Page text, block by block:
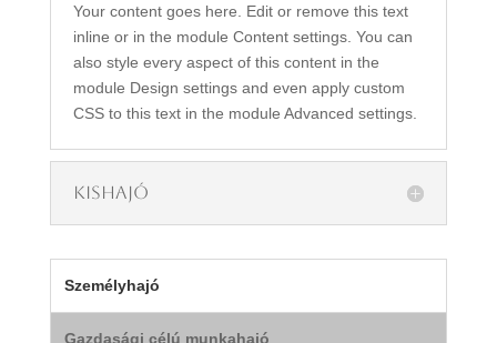
Your content goes here. Edit or remove this text
inline or in the module Content settings. You can
also style every aspect of this content in the
module Design settings and even apply custom
CSS to this text in the module Advanced settings.
Kishajó
Személyhajó
Gazdasági célú munkahajó